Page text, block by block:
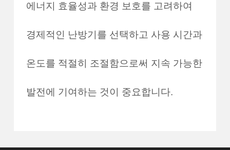
에너지 효율성과 환경 보호를 고려하여
경제적인 난방기를 선택하고 사용 시간과
온도를 적절히 조절함으로써 지속 가능한
발전에 기여하는 것이 중요합니다.